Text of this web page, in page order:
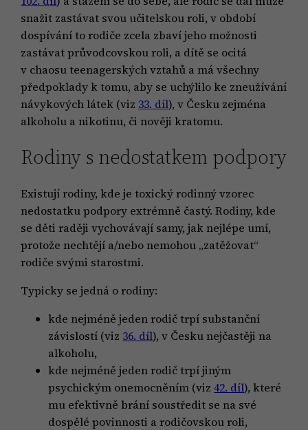
snažit zastávat svou učitelskou roli, v období
dospívání to rodiče zcela zbaví jeho možnosti
zastávat průvodcovskou roli, a dítě se ocitá
v chaosu teenagerských vztahů a má všechny
předpoklady k tomu, aby se uchýlilo ke zneužívání
návykových látek (viz 33. díl), v Česku zejména
alkoholu a nikotinu, či nověji kratomu.
Rodiny s nedostatkem podpory
Existují rodiny, kde je toxický rodinný vzorec
nedostatku podpory extrémně častý. Rodiny, kde
se děti raději vychovávají samy, jak nejlépe umí,
protože nechtějí a/nebo nemohou „zatěžovat“
rodiče svými starostmi.
Typicky se jedná o rodiny:
kde nejméně jeden rodič trpí substanční
závislostí (viz 36. díl), v Česku nejčastěji na
alkoholu,
kde nejméně jeden rodič trpí jiným
psychickým onemocněním (viz42. díl), které
mu efektivně brání soustředit se na své
dospělé povinnosti a rodičovskou roli,